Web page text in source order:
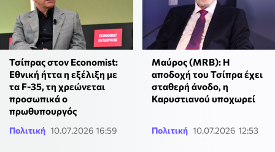
Τσίπρας στον Economist:
Εθνική ήττα η εξέλιξη με
τα F-35, τη χρεώνεται
προσωπικά ο
πρωθυπουργός
Πολιτική 10.07.2026 16:59
Μαύρος (MRB): Η
αποδοχή του Τσίπρα έχει
σταθερή άνοδο, η
Καρυστιανού υποχωρεί
Πολιτική 10.07.2026 12:53